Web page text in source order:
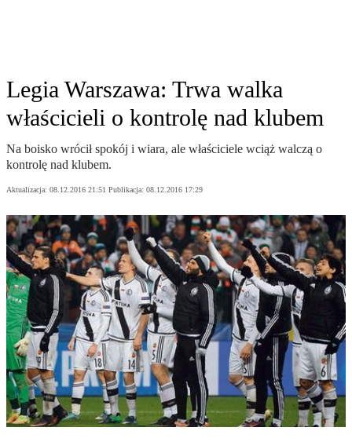
Legia Warszawa: Trwa walka
właścicieli o kontrolę nad klubem
Na boisko wrócił spokój i wiara, ale właściciele wciąż walczą o
kontrolę nad klubem.
Aktualizacja: 08.12.2016 21:51 Publikacja: 08.12.2016 17:29